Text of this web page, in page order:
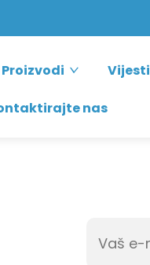
Proizvodi Vijesti
nas